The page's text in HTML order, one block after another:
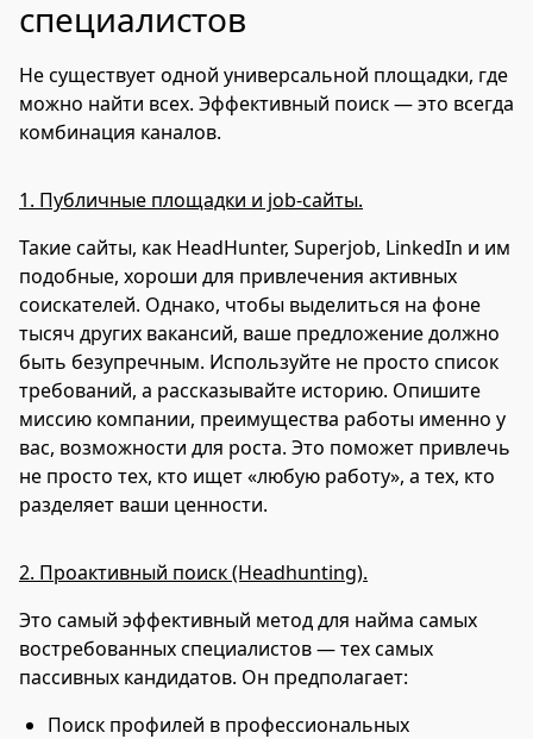
специалистов
Не существует одной универсальной площадки, где
можно найти всех. Эффективный поиск — это всегда
комбинация каналов.
1. Публичные площадки и job-сайты.
Такие сайты, как HeadHunter, Superjob, LinkedIn и им
подобные, хороши для привлечения активных
соискателей. Однако, чтобы выделиться на фоне
тысяч других вакансий, ваше предложение должно
быть безупречным. Используйте не просто список
требований, а рассказывайте историю. Опишите
миссию компании, преимущества работы именно у
вас, возможности для роста. Это поможет привлечь
не просто тех, кто ищет «любую работу», а тех, кто
разделяет ваши ценности.
2. Проактивный поиск (Headhunting).
Это самый эффективный метод для найма самых
востребованных специалистов — тех самых
пассивных кандидатов. Он предполагает:
Поиск профилей в профессиональных